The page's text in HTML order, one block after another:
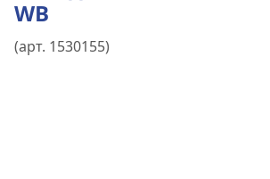
WB
(арт. 1530155)